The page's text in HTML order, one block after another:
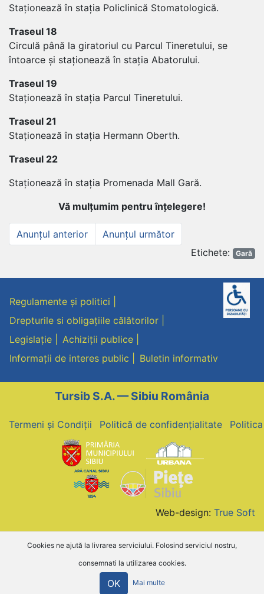
Staționează în stația Policlinică Stomatologică.
Traseul 18
Circulă până la giratoriul cu Parcul Tineretului, se
întoarce și staționează în stația Abatorului.
Traseul 19
Staționează în stația Parcul Tineretului.
Traseul 21
Staționează în stația Hermann Oberth.
Traseul 22
Staționează în stația Promenada Mall Gară.
Vă mulțumim pentru înțelegere!
Navigare
articole
Anunțul anteriorAnunțul
anterior
Anunțul următorAnunțul
următor
Etichete: Gară
Regulamente și politici
Drepturile si obligațiile călătorilor
Legislație
Achiziții publice
Informații de interes public
Buletin informativ
Tursib S.A. — Sibiu România
Termeni și Condiții Politică de confidențialitate
Web-design: True Soft
Cookies ne ajută la livrarea serviciului. Folosind serviciul nostru,
consemnati la utilizarea cookies.
OK Mai multe